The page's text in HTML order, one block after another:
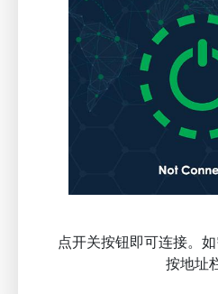
点开关按钮即可连接。
按地址